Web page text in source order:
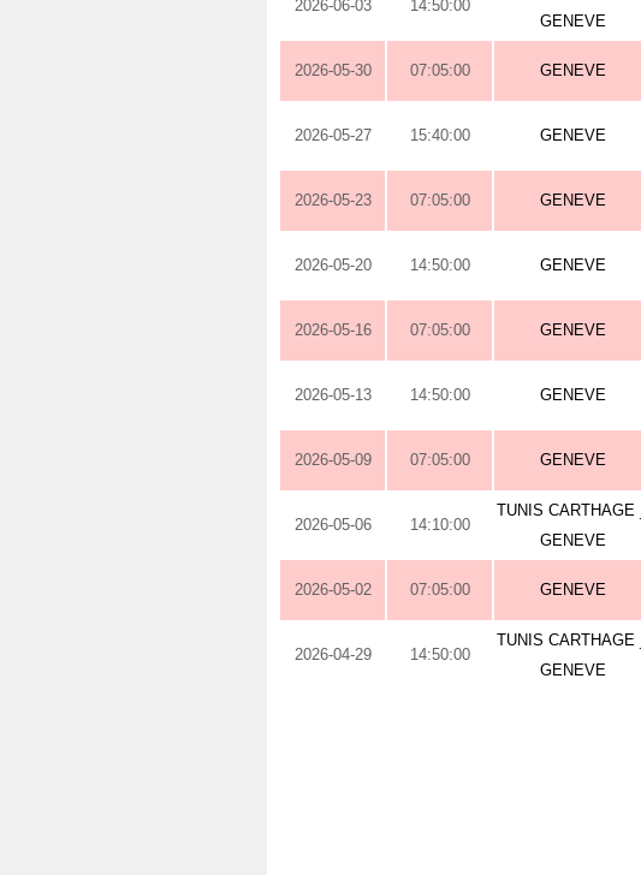
2026-06-03 14:50:00
GENEVE
2026-05-30 07:05:00 GENEVE
2026-05-27 15:40:00 GENEVE
2026-05-23 07:05:00 GENEVE
2026-05-20 14:50:00 GENEVE
2026-05-16 07:05:00 GENEVE
2026-05-13 14:50:00 GENEVE
2026-05-09 07:05:00 GENEVE
2026-05-06 14:10:00
TUNIS CARTHAGE _
GENEVE
2026-05-02 07:05:00 GENEVE
2026-04-29 14:50:00
TUNIS CARTHAGE _
GENEVE